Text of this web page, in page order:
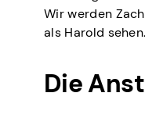
Wir werden
als Harold sehen.
Die